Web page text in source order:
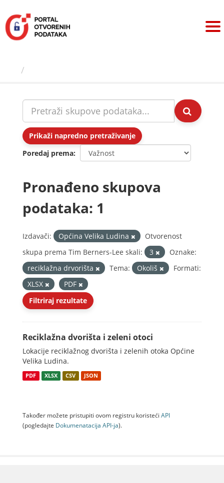
sadržaj
Prikaži napredno pretraživanje
Poredaj prema
Pronađeno skupova
podataka: 1
Izdavači: Općina Velika Ludina
Otvorenost
skupa prema Tim Berners-Lee skali:
3
Oznake:
reciklažna drvorišta
Tema: Okoliš
Formati:
XLSX
PDF
Filtriraj rezultate
Reciklažna dvorišta i zeleni otoci
Lokacije reciklažnog dvorišta i zelenih otoka Općine
Velika Ludina.
PDF XLSX CSV JSON
Također možete pristupiti ovom registru koristeći API
(pogledajte Dokumenаtаcijа API-jа).